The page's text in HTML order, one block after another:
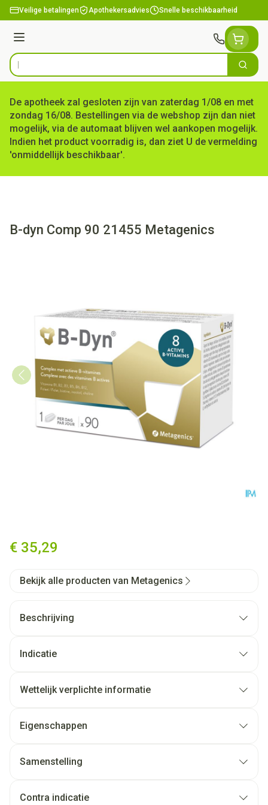
Ga naar de inhoud
Veilige betalingen Apothekersadvies Snelle beschikbaarheid
Menu
Product, merk, categorie... Zoek
De apotheek zal gesloten zijn van zaterdag 1/08 en met
zondag 16/08. Bestellingen via de webshop zijn dan niet
mogelijk, via de automaat blijven wel aankopen mogelijk.
Indien het product voorradig is, dan ziet U de vermelding
'onmiddellijk beschikbaar'.
B-dyn Comp 90 21455 Metagenics
€ 35,29
Bekijk alle producten van Metagenics
Beschrijving
Indicatie
Wettelijk verplichte informatie
Eigenschappen
Samenstelling
Contra indicatie